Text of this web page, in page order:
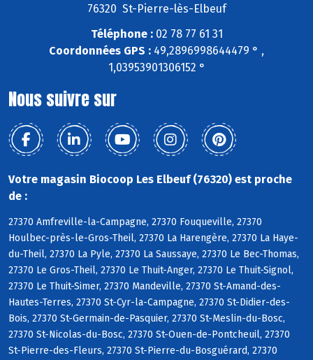
76320 St-Pierre-lès-Elbeuf
Téléphone :02 78 77 61 31
Coordonnées GPS : 49,2896998644479 ° ,
1,03953901306152 °
Nous suivre sur
Votre magasin Biocoop Les Elbeuf (76320) est proche
de :
27370 Amfreville-la-Campagne, 27370 Fouqueville, 27370
Houlbec-près-le-Gros-Theil, 27370 La Harengère, 27370 La Haye-
du-Theil, 27370 La Pyle, 27370 La Saussaye, 27370 Le Bec-Thomas,
27370 Le Gros-Theil, 27370 Le Thuit-Anger, 27370 Le Thuit-Signol,
27370 Le Thuit-Simer, 27370 Mandeville, 27370 St-Amand-des-
Hautes-Terres, 27370 St-Cyr-la-Campagne, 27370 St-Didier-des-
Bois, 27370 St-Germain-de-Pasquier, 27370 St-Meslin-du-Bosc,
27370 St-Nicolas-du-Bosc, 27370 St-Ouen-de-Pontcheuil, 27370
St-Pierre-des-Fleurs, 27370 St-Pierre-du-Bosguérard, 27370